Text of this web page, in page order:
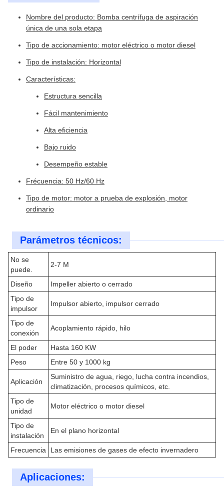
Nombre del producto: Bomba centrífuga de aspiración
única de una sola etapa
Tipo de accionamiento: motor eléctrico o motor diesel
Tipo de instalación: Horizontal
Características:
Estructura sencilla
Fácil mantenimiento
Alta eficiencia
Bajo ruido
Desempeño estable
Frécuencia: 50 Hz/60 Hz
Tipo de motor: motor a prueba de explosión, motor
ordinario
Parámetros técnicos:
No se
puede.
2-7 M
Diseño
Impeller abierto o cerrado
Tipo de
impulsor
Impulsor abierto, impulsor cerrado
Tipo de
conexión
Acoplamiento rápido, hilo
El poder
Hasta 160 KW
Peso
Entre 50 y 1000 kg
Aplicación
Suministro de agua, riego, lucha contra incendios,
climatización, procesos químicos, etc.
Tipo de
unidad
Motor eléctrico o motor diesel
Tipo de
instalación
En el plano horizontal
Frecuencia Las emisiones de gases de efecto invernadero
Aplicaciones: